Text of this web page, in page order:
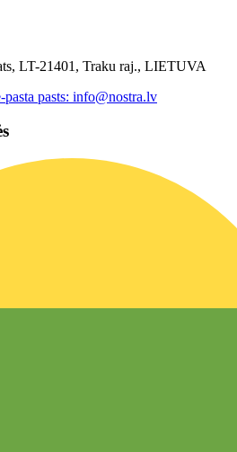
LT-21401, Traku raj., LIETUVA
pasta pasts: info@nostra.lv